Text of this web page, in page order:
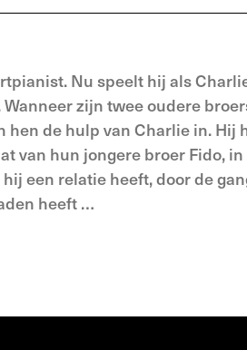
Nu speelt hij als
zijn twee oudere
de hulp van Charlie in. Hij
van hun jongere broer Fido,
een relatie heeft, door de
heeft …